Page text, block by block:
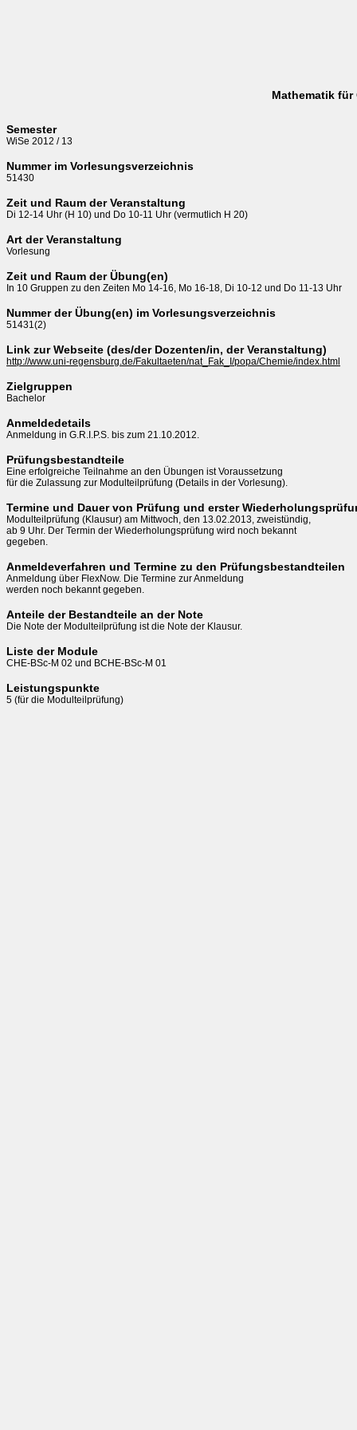
Mathematik für
Semester
WiSe 2012 / 13
Nummer im Vorlesungsverzeichnis
51430
Zeit und Raum der Veranstaltung
Di 12-14 Uhr (H 10) und Do 10-11 Uhr (vermutlich H 20)
Art der Veranstaltung
Vorlesung
Zeit und Raum der Übung(en)
In 10 Gruppen zu den Zeiten Mo 14-16, Mo 16-18, Di 10-12 und Do 11-13 Uhr
Nummer der Übung(en) im Vorlesungsverzeichnis
51431(2)
Link zur Webseite (des/der Dozenten/in, der Veranstaltung)
http://www.uni-regensburg.de/Fakultaeten/nat_Fak_I/popa/Chemie/index.html
Zielgruppen
Bachelor
Anmeldedetails
Anmeldung in G.R.I.P.S. bis zum 21.10.2012.
Prüfungsbestandteile
Eine erfolgreiche Teilnahme an den Übungen ist Voraussetzung
für die Zulassung zur Modulteilprüfung (Details in der Vorlesung).
Termine und Dauer von Prüfung und erster
Modulteilprüfung (Klausur) am Mittwoch, den 13.02.2013, zweistündig,
ab 9 Uhr. Der Termin der Wiederholungsprüfung wird noch bekannt
gegeben.
Anmeldeverfahren und Termine zu den Prüfungsbestandteilen
Anmeldung über FlexNow. Die Termine zur Anmeldung
werden noch bekannt gegeben.
Anteile der Bestandteile an der Note
Die Note der Modulteilprüfung ist die Note der Klausur.
Liste der Module
CHE-BSc-M 02 und BCHE-BSc-M 01
Leistungspunkte
5 (für die Modulteilprüfung)